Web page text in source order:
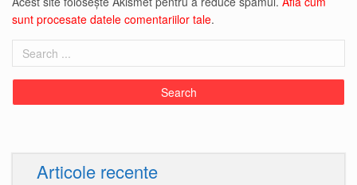
sunt procesate datele comentariilor tale.
Articole recente